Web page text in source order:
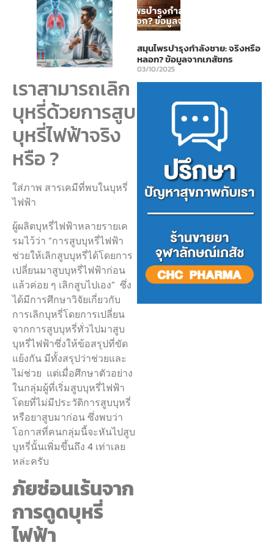
เราสามารถเลิก
บุหรี่ด้วยการสูบ
บุหรี่ไฟฟ้าจริง
หรือ ?
ใส่ภาพ สารเคมีที่พบในบุหรี่
ไฟฟ้า
ผู้ผลิตบุหรี่ไฟฟ้าหลายรายเค
รมไว้ว่า “การสูบบุหรี่ไฟฟ้า
ช่วยให้เลิกสูบบุหรี่ได้โดยการ
เปลี่ยนมาสูบบุหรี่ไฟฟ้าก่อน
แล้วค่อย ๆ เลิกสูบไปเอง” ซึ่ง
ได้มีการศึกษาวิจัยเกี่ยวกับ
การเลิกบุหรี่โดยการเปลี่ยน
จากการสูบบุหรี่ทั่วไปมาสูบ
บุหรี่ไฟฟ้าซึ่งให้ข้อสรุปที่ขัด
แย้งกัน มีทั้งสรุปว่าช่วยและ
ไม่ช่วย แต่เมื่อศึกษาตัวอย่าง
ในกลุ่มผู้ที่เริ่มสูบบุหรี่ไฟฟ้า
โดยที่ไม่มีประวัติการสูบบุหรี่
หรือยาสูบมาก่อน ซึ่งพบว่า
โอกาสที่คนกลุ่มนี้จะหันไปสูบ
บุหรี่นั้นเพิ่มขึ้นถึง 4 เท่าเลย
หล่ะครับ
ภัยซ่อนเร้นจาก
การดูดบุหรี่
ไฟฟ้า
สมุนไพรบำรุงกำลังชาย: จริงหรือ
หลอก? ข้อมูลจากเภสัชกร
03/10/2025